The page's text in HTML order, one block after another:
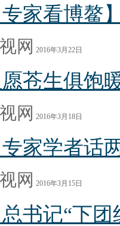
专家看博鳌
网 2016年3月22日
苍生俱饱
网 2016年3月18日
专家学者话
网 2016年3月15日
书记“下